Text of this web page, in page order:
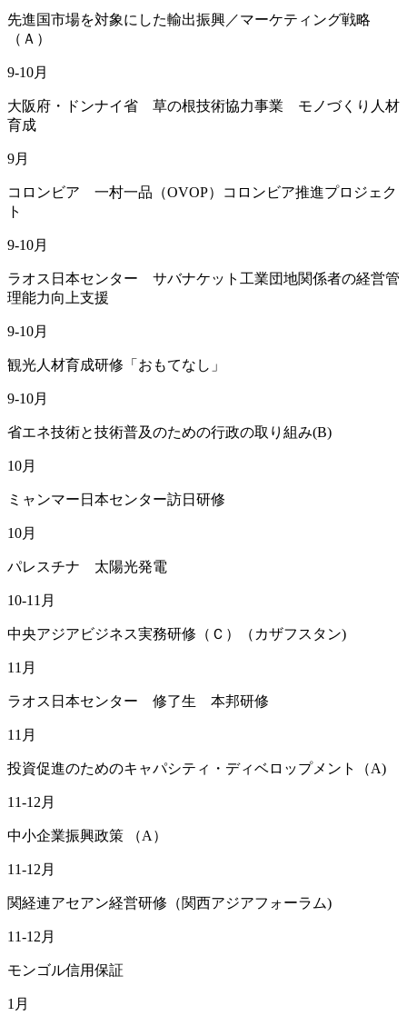
先進国市場を対象にした輸出振興／マーケティング戦略
（Ａ）
9-10月
大阪府・ドンナイ省 草の根技術協力事業 モノづくり人材
育成
9月
コロンビア 一村一品（OVOP）コロンビア推進プロジェク
ト
9-10月
ラオス日本センター サバナケット工業団地関係者の経営管
理能力向上支援
9-10月
観光人材育成研修「おもてなし」
9-10月
省エネ技術と技術普及のための行政の取り組み(B)
10月
ミャンマー日本センター訪日研修
10月
パレスチナ 太陽光発電
10-11月
中央アジアビジネス実務研修（Ｃ）（カザフスタン)
11月
ラオス日本センター 修了生 本邦研修
11月
投資促進のためのキャパシティ・ディベロップメント（A)
11-12月
中小企業振興政策 （A）
11-12月
関経連アセアン経営研修（関西アジアフォーラム)
11-12月
モンゴル信用保証
1月